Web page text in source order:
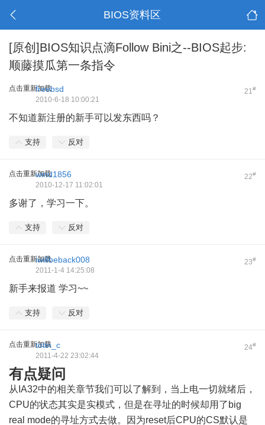
BIOS资料区
[原创]BIOS知识点滴Follow Bini之--BIOS起步:
顺藤摸瓜第一条指令
点击重新加载 21#
freebsd
2010-6-18 10:00:21
不知道新注册的新手可以发东西吗？
支持 反对
点击重新加载 22#
wind1856
2010-12-17 11:02:01
多谢了，学习一下。
支持 反对
点击重新加载 23#
iwillbeback008
2011-1-4 14:25:08
新手来报道 学习~~
支持 反对
点击重新加载 24#
totin_c
2011-4-22 23:02:44
有点疑问
从IA32中的相关章节我们可以了解到，当上电一切就绪后，
CPU的状态其实是实模式，但是在寻址的时候却用了big
real mode的寻址方式去做。因为reset后CPU的CS默认是